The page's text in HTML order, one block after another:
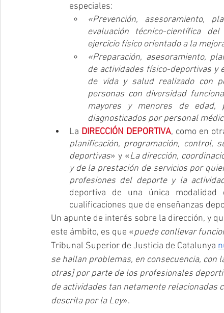
especiales:
«Prevención, asesoramiento,
evaluación técnico-científica
ejercicio físico orientado a la
«Preparación, asesoramiento,
de actividades físico-deportivas y
de vida y salud realizado con
personas con diversidad
mayores y menores de edad,
diagnosticados por personal
La DIRECCIÓN DEPORTIVA, como en
planificación, programación, control,
deportivas» y «La dirección,
y de la prestación de servicios por
profesiones del deporte y la
deportiva de una única
cualificaciones que de enseñanzas
Un apunte de interés sobre la dirección, y
este ámbito, es que «puede conllevar
Tribunal Superior de Justicia de Catalunya
se hallan problemas, en consecuencia, con
otras] por parte de los profesionales
de actividades tan netamente
descrita por la Ley».